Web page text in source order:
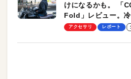
けになるかも。 「
Fold」レビュー。
却プレート、シンプ
アクセサリ レポート